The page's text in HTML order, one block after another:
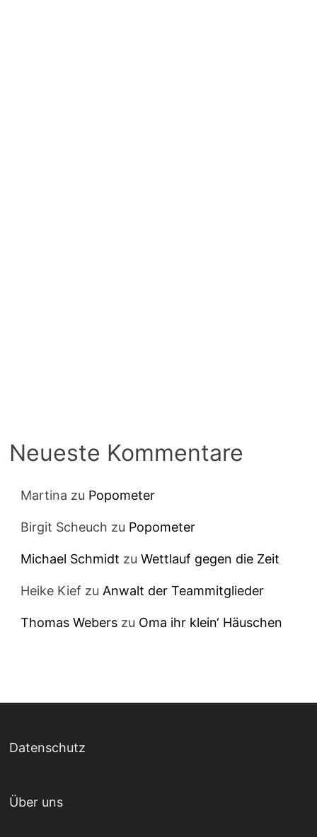
Neueste Kommentare
Martina zu Popometer
Birgit Scheuch zu Popometer
Michael Schmidt zuWettlauf gegen die Zeit
Heike Kief zu Anwalt der Teammitglieder
Thomas Webers zu Oma ihr klein‘ Häuschen
Datenschutz
Über uns